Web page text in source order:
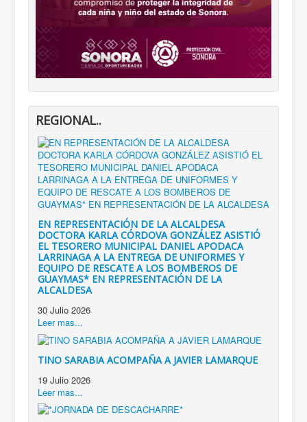
REGIONAL..
EN REPRESENTACIÓN DE LA ALCALDESA
DOCTORA KARLA CÓRDOVA GONZÁLEZ ASISTIÓ
EL TESORERO MUNICIPAL DANIEL APODACA
LARRINAGA A LA ENTREGA DE UNIFORMES Y
EQUIPO DE RESCATE A LOS BOMBEROS DE
GUAYMAS* EN REPRESENTACIÓN DE LA
ALCALDESA
30 Julio 2026
Leer mas...
TINO SARABIA ACOMPAÑA A JAVIER LAMARQUE
19 Julio 2026
Leer mas...